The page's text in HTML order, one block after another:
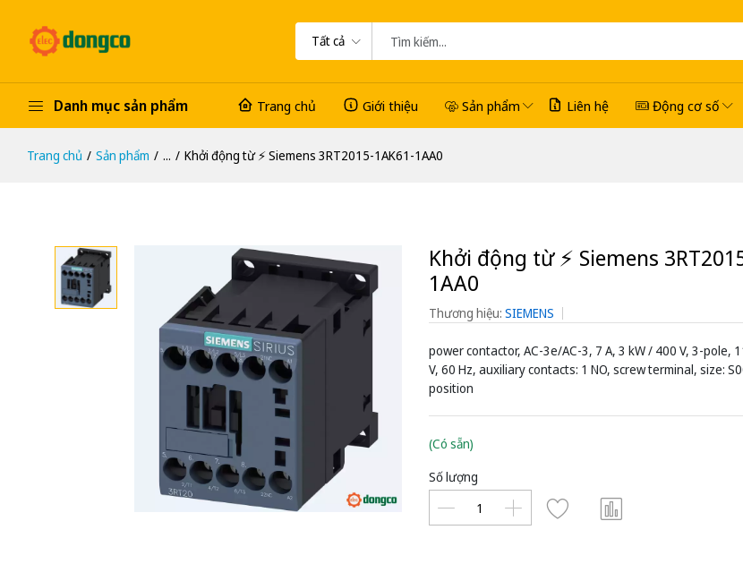
Tất cả
Danh mục sản phẩm Trang chủ Giới thiệu Sản phẩm Liên hệ Động cơ số
Trang chủ Sản phẩm ... Khởi động từ ⚡️ Siemens 3RT2015-1AK61-1AA0
Khởi động từ ⚡️ Siemens
1AA0
Thương hiệu: SIEMENS
power contactor, AC-3e/AC-3, 7 A, 3 kW / 400 V, 3-pole,
V, 60 Hz, auxiliary contacts: 1 NO, screw terminal, size:
position
(Có sẵn)
Số lượng